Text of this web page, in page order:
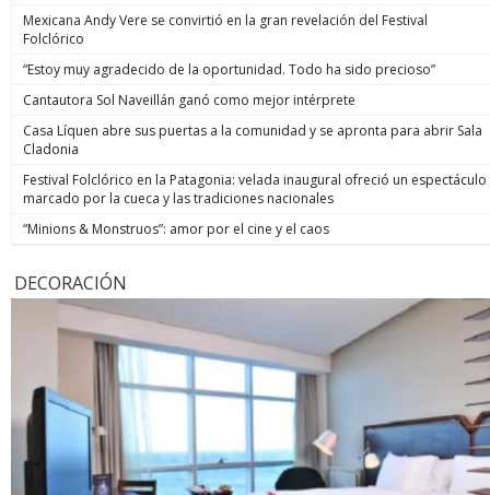
Mexicana Andy Vere se convirtió en la gran revelación del Festival
Folclórico
“Estoy muy agradecido de la oportunidad. Todo ha sido precioso”
Cantautora Sol Naveillán ganó como mejor intérprete
Casa Líquen abre sus puertas a la comunidad y se apronta para abrir Sala
Cladonia
Festival Folclórico en la Patagonia: velada inaugural ofreció un espectáculo
marcado por la cueca y las tradiciones nacionales
“Minions & Monstruos”: amor por el cine y el caos
DECORACIÓN